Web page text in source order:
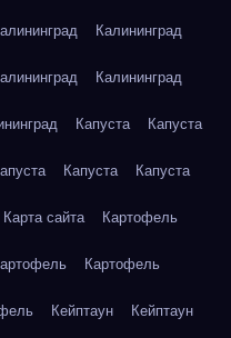
Калининград
Калининград
Капуста Капуста
Капуста Капуста
Карта сайта Картофель
Картофель
Кейптаун Кейптаун